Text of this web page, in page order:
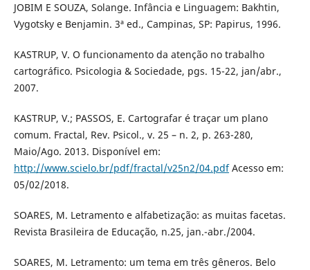
JOBIM E SOUZA, Solange. Infância e Linguagem: Bakhtin,
Vygotsky e Benjamin. 3ª ed., Campinas, SP: Papirus, 1996.
KASTRUP, V. O funcionamento da atenção no trabalho
cartográfico. Psicologia & Sociedade, pgs. 15-22, jan/abr.,
2007.
KASTRUP, V.; PASSOS, E. Cartografar é traçar um plano
comum. Fractal, Rev. Psicol., v. 25 – n. 2, p. 263-280,
Maio/Ago. 2013. Disponível em:
http://www.scielo.br/pdf/fractal/v25n2/04.pdfAcesso em:
05/02/2018.
SOARES, M. Letramento e alfabetização: as muitas facetas.
Revista Brasileira de Educação, n.25, jan.-abr./2004.
SOARES, M. Letramento: um tema em três gêneros. Belo